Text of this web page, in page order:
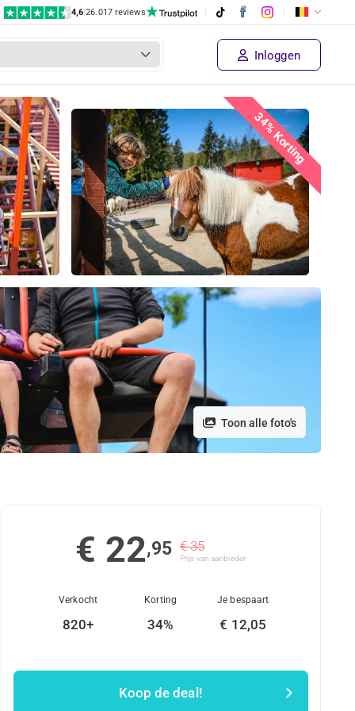
4,6|26.017 reviews
Inloggen
34% Korting
Toon alle foto's
€ 22,95 € 35
Prijs van aanbieder
Verkocht
820+
Korting
34%
Je bespaart
€ 12,05
Koop de deal!